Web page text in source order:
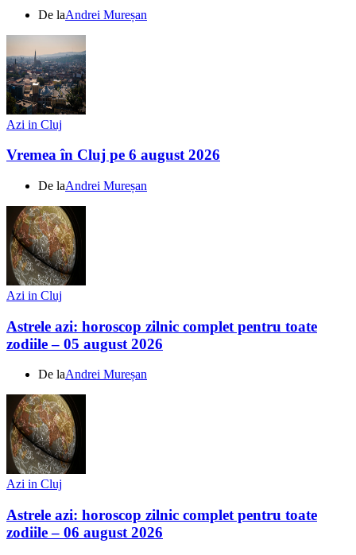
De laAndrei Mureșan
Azi in Cluj
Vremea în Cluj pe 6 august 2026
De laAndrei Mureșan
Azi in Cluj
Astrele azi: horoscop zilnic complet pentru toate
zodiile – 05 august 2026
De laAndrei Mureșan
Azi in Cluj
Astrele azi: horoscop zilnic complet pentru toate
zodiile – 06 august 2026